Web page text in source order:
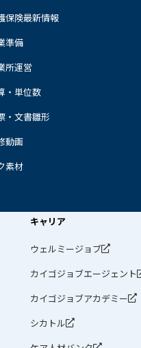
保険最新情報
準備
所運営
・単位数
・文書雛形
動画
素材
キャリア
ウェルミージョブ
カイゴジョブエージェント
カイゴジョブアカデミー
シカトル